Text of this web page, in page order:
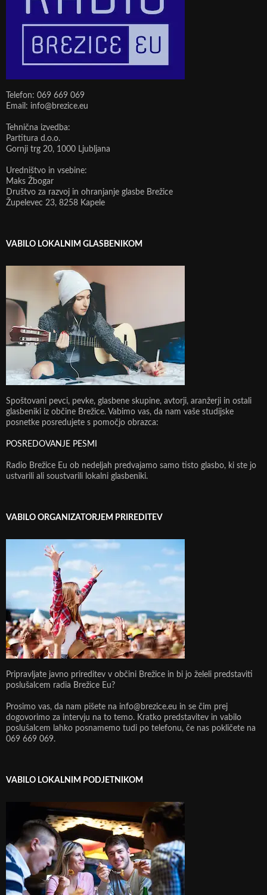
Telefon: 069 669 069
Email: info@brezice.eu
Tehnična izvedba:
Partitura d.o.o.
Gornji trg 20, 1000 Ljubljana
Uredništvo in vsebine:
Maks Žbogar
Društvo za razvoj in ohranjanje glasbe Brežice
Župelevec 23, 8258 Kapele
VABILO LOKALNIM GLASBENIKOM
Spoštovani pevci, pevke, glasbene skupine, avtorji, aranžerji in ostali
glasbeniki iz občine Brežice. Vabimo vas, da nam vaše studijske
posnetke posredujete s pomočjo obrazca:
POSREDOVANJE PESMI
Radio Brežice Eu ob nedeljah predvajamo samo tisto glasbo, ki ste jo
ustvarili ali soustvarili lokalni glasbeniki.
VABILO ORGANIZATORJEM PRIREDITEV
Pripravljate javno prireditev v občini Brežice in bi jo želeli predstaviti
poslušalcem radia Brežice Eu?
Prosimo vas, da nam pišete na info@brezice.eu in se čim prej
dogovorimo za intervju na to temo. Kratko predstavitev in vabilo
poslušalcem lahko posnamemo tudi po telefonu, če nas pokličete na
069 669 069.
VABILO LOKALNIM PODJETNIKOM